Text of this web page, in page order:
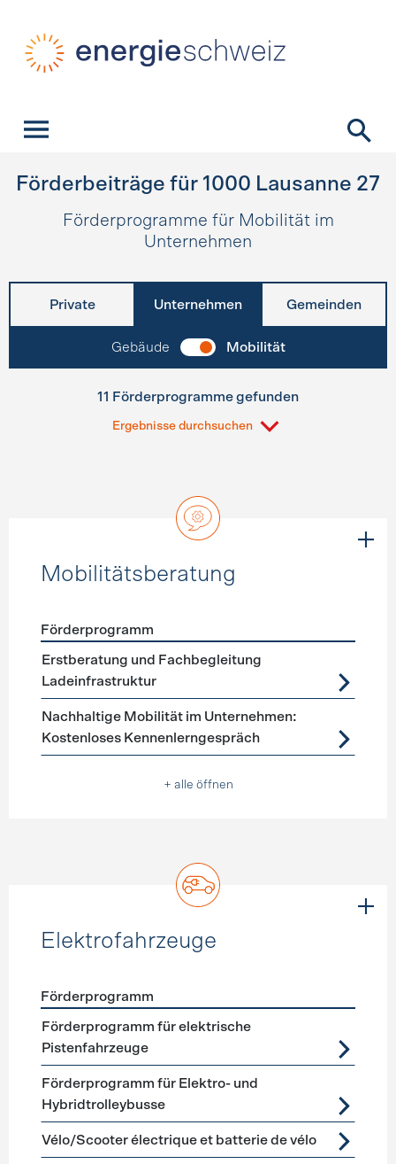
Förderbeiträge für 1000 Lausanne 27
Förderprogramme für Mobilität im
Unternehmen
Private Unternehmen Gemeinden
Gebäude Mobilität
11 Förderprogramme gefunden
Ergebnisse durchsuchen
Mobilitätsberatung
Förderprogramme Mobilitätsberatung
Förderprogramm
Erstberatung und Fachbegleitung
Ladeinfrastruktur
Nachhaltige Mobilität im Unternehmen:
Kostenloses Kennenlerngespräch
+ alle öffnen
Elektrofahrzeuge
Förderprogramme Elektrofahrzeuge
Förderprogramm
Förderprogramm für elektrische
Pistenfahrzeuge
Förderprogramm für Elektro- und
Hybridtrolleybusse
Vélo/Scooter électrique et batterie de vélo